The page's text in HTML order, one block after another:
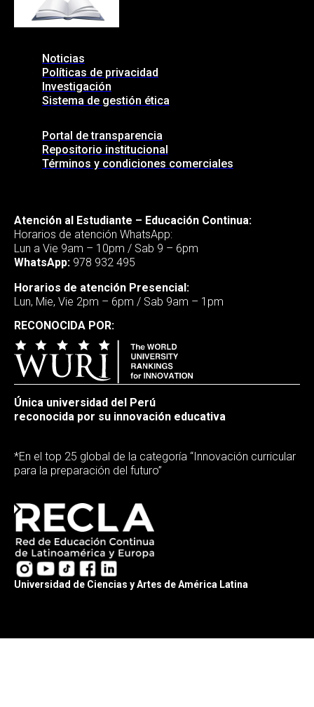
Noticias
Políticas de privacidad
Investigación
Sistema de gestión ética
Portal de transparencia
Repositorio institucional
Términos y condiciones comerciales
Atención al Estudiante – Educación Continua:
Horarios de atención WhatsApp:
Lun a Vie 9am – 10pm / Sab 9 – 6pm
WhatsApp: 978 932 495
Horarios de atención Presencial:
Lun, Mie, Vie 2pm – 6pm / Sab 9am – 1pm
RECONOCIDA POR:
Única universidad del Perú
reconocida por su innovación educativa
*En el top 25 global de la categoría “Innovación curricular
para la preparación del futuro”
Universidad de Ciencias y Artes de América Latina